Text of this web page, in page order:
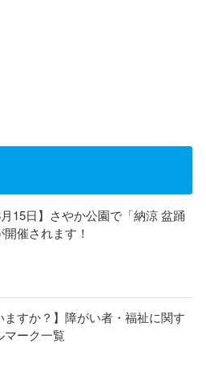
月15日】さやか公園で「納涼 盆踊
開催されます！
ますか？】障がい者・福祉に関す
マーク一覧